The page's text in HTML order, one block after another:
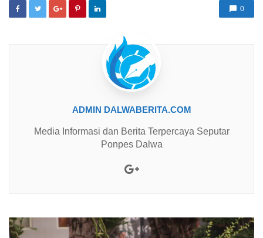
0
ADMIN DALWABERITA.COM
Media Informasi dan Berita Terpercaya Seputar
Ponpes Dalwa
Google+